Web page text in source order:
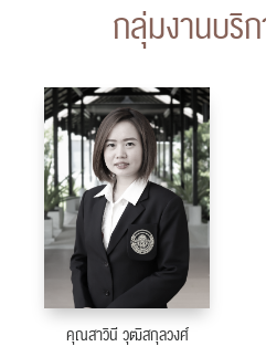
กลุ่มงานบริ
คุณสาวินี วุฒิสกุลวงศ์